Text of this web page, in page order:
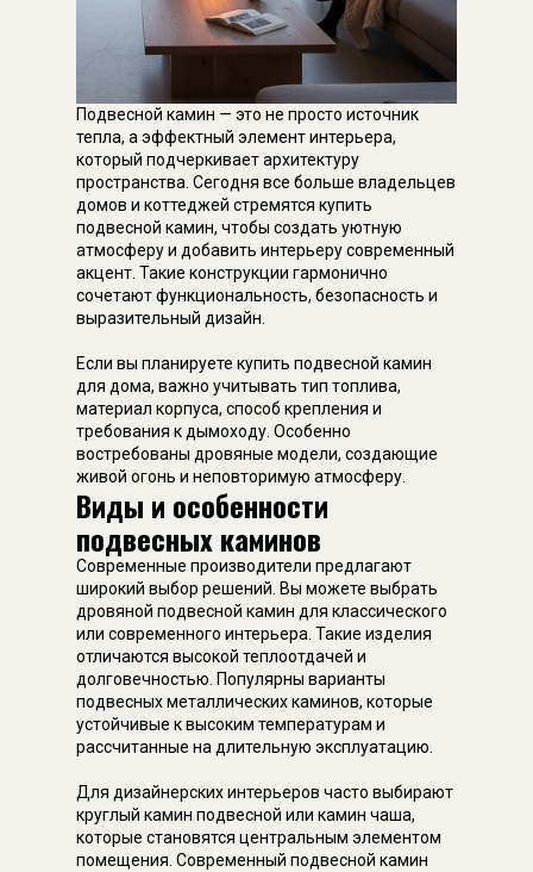
Подвесной камин — это не просто источник
тепла, а эффектный элемент интерьера,
который подчеркивает архитектуру
пространства. Сегодня все больше владельцев
домов и коттеджей стремятся купить
подвесной камин, чтобы создать уютную
атмосферу и добавить интерьеру современный
акцент. Такие конструкции гармонично
сочетают функциональность, безопасность и
выразительный дизайн.
Если вы планируете купить подвесной камин
для дома, важно учитывать тип топлива,
материал корпуса, способ крепления и
требования к дымоходу. Особенно
востребованы дровяные модели, создающие
живой огонь и неповторимую атмосферу.
Виды и особенности
подвесных каминов
Современные производители предлагают
широкий выбор решений. Вы можете выбрать
дровяной подвесной камин для классического
или современного интерьера. Такие изделия
отличаются высокой теплоотдачей и
долговечностью. Популярны варианты
подвесных металлических каминов, которые
устойчивые к высоким температурам и
рассчитанные на длительную эксплуатацию.
Для дизайнерских интерьеров часто выбирают
круглый камин подвесной или камин чаша,
которые становятся центральным элементом
помещения. Современный подвесной камин